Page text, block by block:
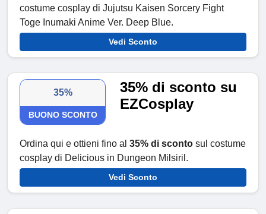
costume cosplay di Jujutsu Kaisen Sorcery Fight
Toge Inumaki Anime Ver. Deep Blue.
Vedi Sconto
35%
BUONO SCONTO
35% di sconto su
EZCosplay
Ordina qui e ottieni fino al 35% di sconto sul costume
cosplay di Delicious in Dungeon Milsiril.
Vedi Sconto